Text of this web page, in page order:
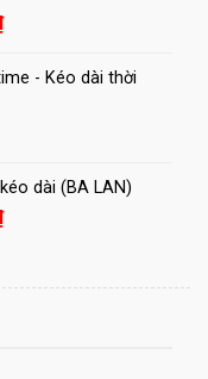
Giá
tại - Kéo dài thời
dài (BA LAN)
Giá
là: